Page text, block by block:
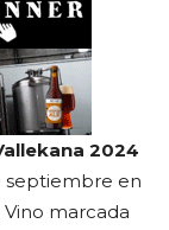
2024
septiembre en
Vino marcada